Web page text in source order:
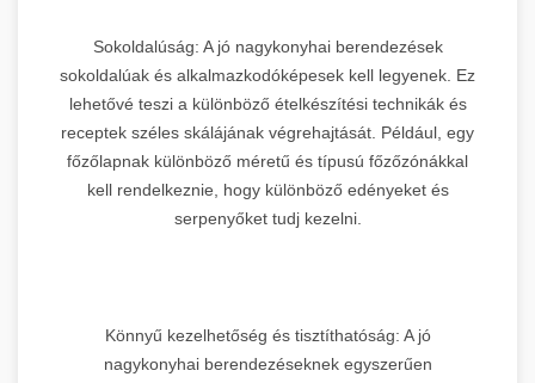
Sokoldalúság: A jó nagykonyhai berendezések
sokoldalúak és alkalmazkodóképesek kell legyenek. Ez
lehetővé teszi a különböző ételkészítési technikák és
receptek széles skálájának végrehajtását. Például, egy
főzőlapnak különböző méretű és típusú főzőzónákkal
kell rendelkeznie, hogy különböző edényeket és
serpenyőket tudj kezelni.
Könnyű kezelhetőség és tisztíthatóság: A jó
nagykonyhai berendezéseknek egyszerűen